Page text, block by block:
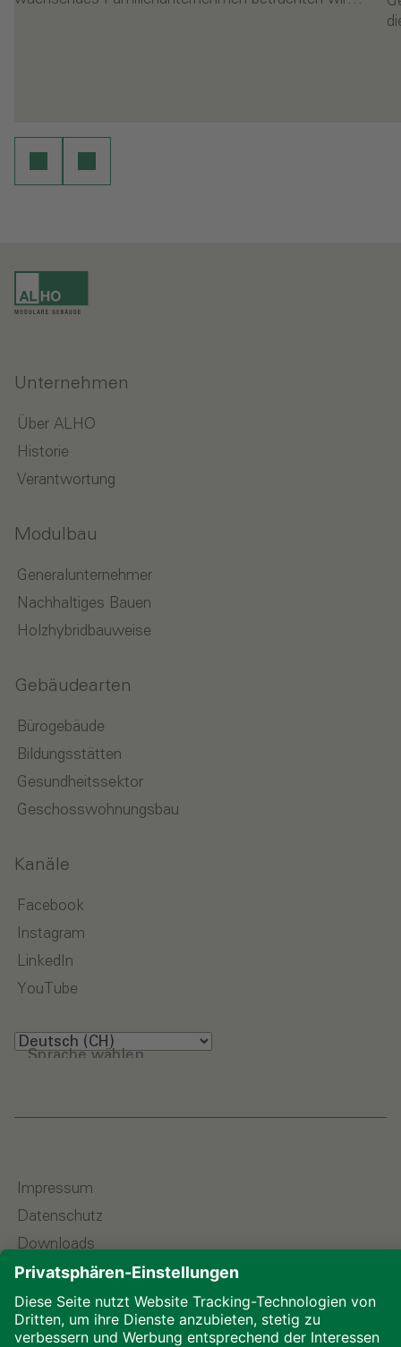
Unternehmen
Über ALHO
Historie
Verantwortung
Modulbau
Generalunternehmer
Nachhaltiges Bauen
Holzhybridbauweise
Gebäudearten
Bürogebäude
Bildungsstätten
Gesundheitssektor
Geschosswohnungsbau
Kanäle
Facebook
Instagram
LinkedIn
YouTube
Sprache wählen
Impressum
Datenschutz
Downloads
Cookies
© 2026 ALHO Systembau – Ein Unternehmen der